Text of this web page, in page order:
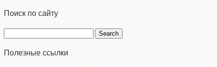
Поиск по сайту
Полезные ссылки